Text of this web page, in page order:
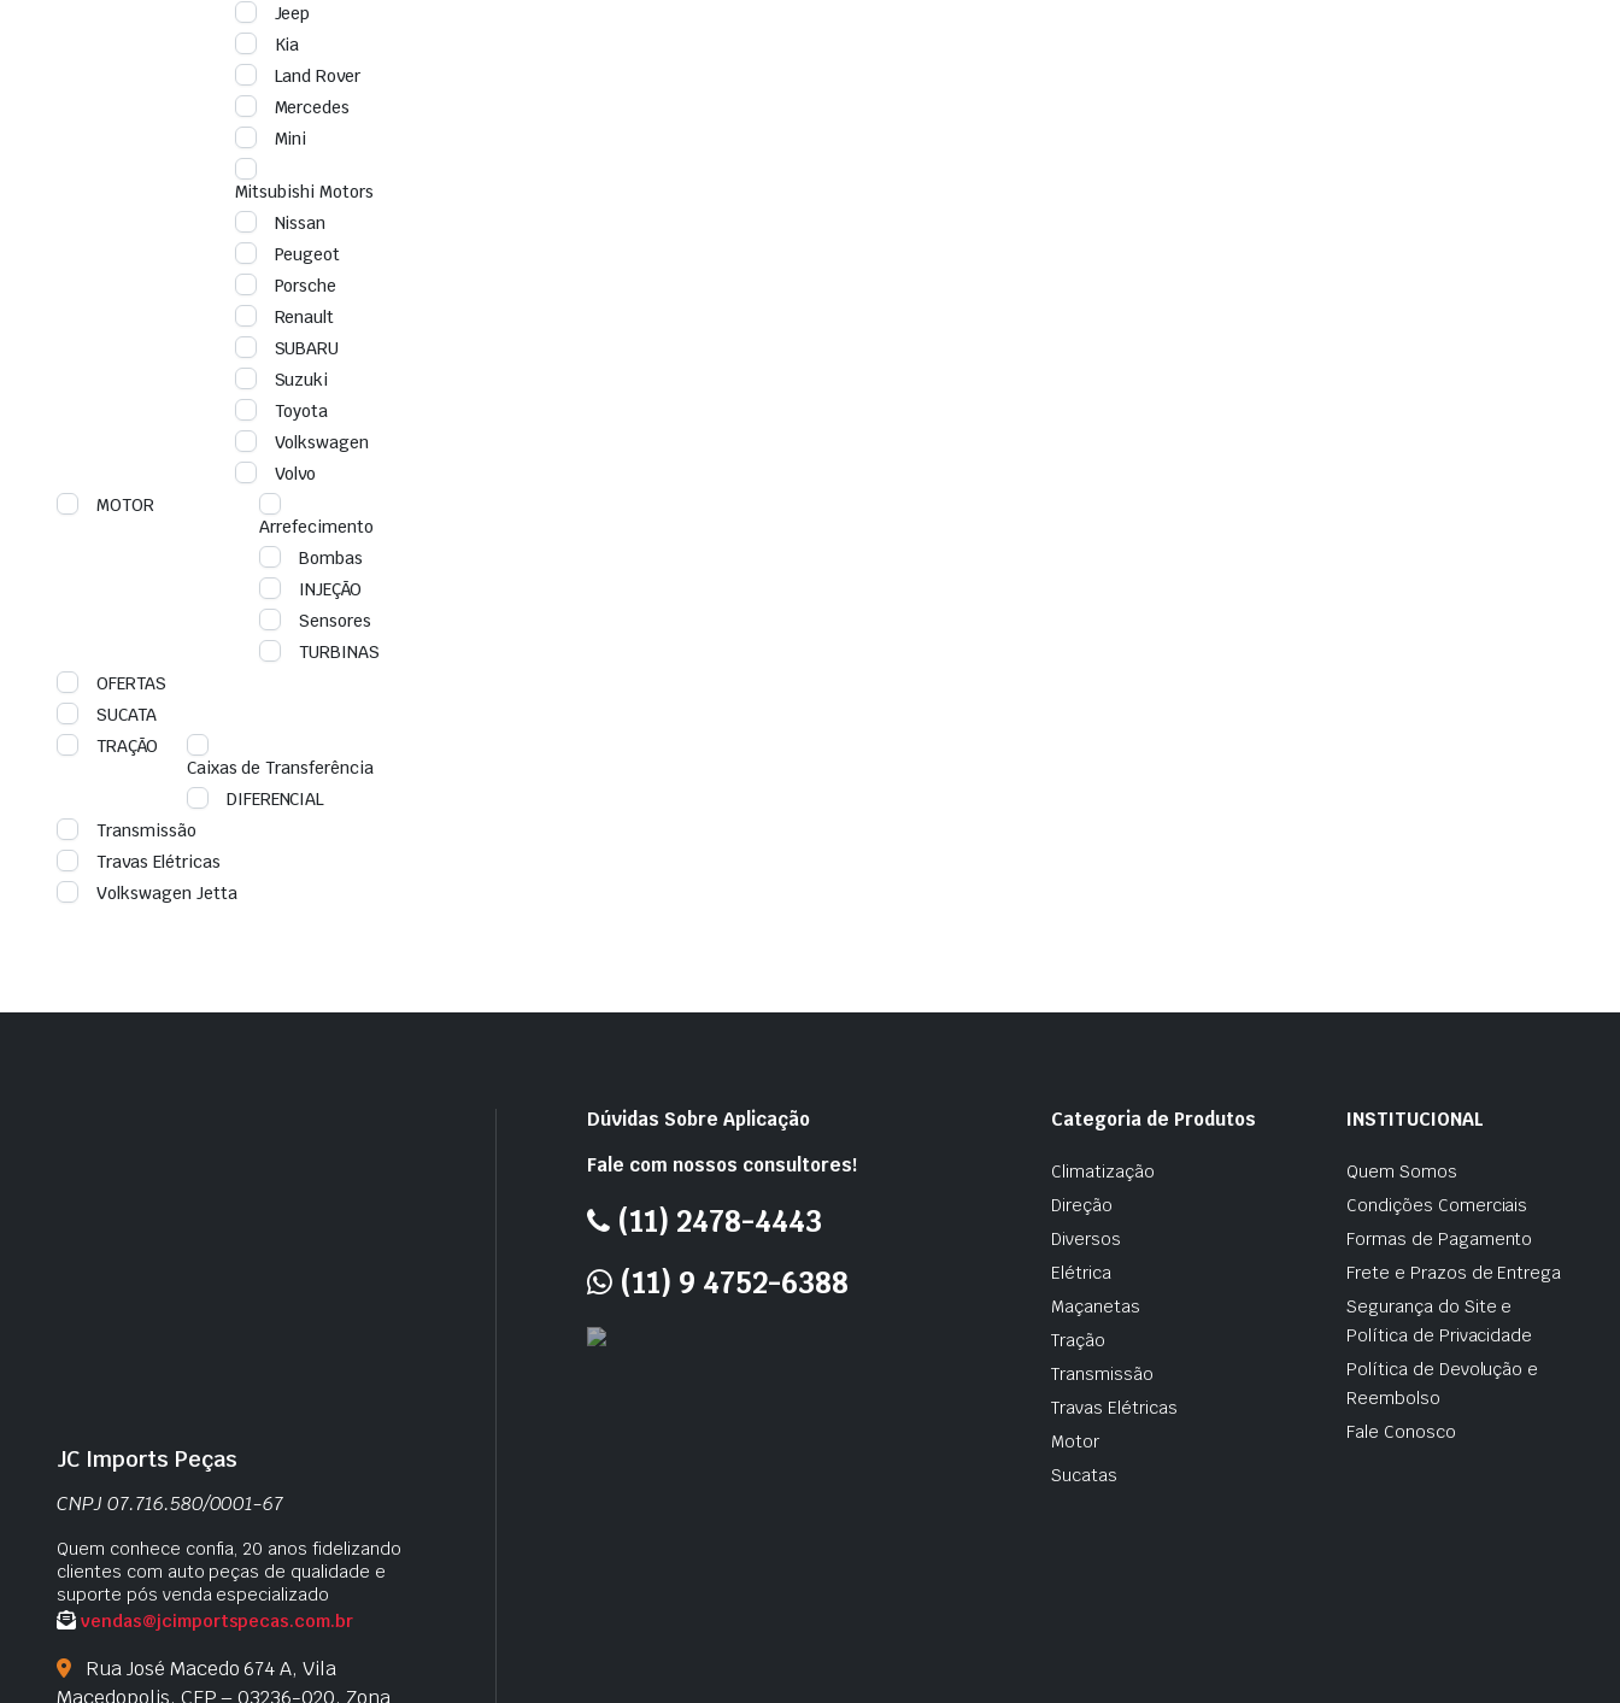
Jeep
Kia
Land Rover
Mercedes
Mini
Mitsubishi Motors
Nissan
Peugeot
Porsche
Renault
SUBARU
Suzuki
Toyota
Volkswagen
Volvo
MOTOR
Arrefecimento
Bombas
INJEÇÃO
Sensores
TURBINAS
OFERTAS
SUCATA
TRAÇÃO
Caixas de Transferência
DIFERENCIAL
Transmissão
Travas Elétricas
Volkswagen Jetta
JC Imports Peças
CNPJ 07.716.580/0001-67
Quem conhece confia, 20 anos fidelizando
clientes com auto peças de qualidade e
suporte pós venda especializado
vendas@jcimportspecas.com.br
Rua José Macedo 674 A, Vila
Macedopolis, CEP – 03236-020, Zona
Dúvidas Sobre Aplicação
Fale com nossos consultores!
(11) 2478-4443
(11) 9 4752-6388
Categoria de Produtos
Climatização
Direção
Diversos
Elétrica
Maçanetas
Tração
Transmissão
Travas Elétricas
Motor
Sucatas
INSTITUCIONAL
Quem Somos
Condições Comerciais
Formas de Pagamento
Frete e Prazos de Entrega
Segurança do Site e
Política de Privacidade
Política de Devolução e
Reembolso
Fale Conosco